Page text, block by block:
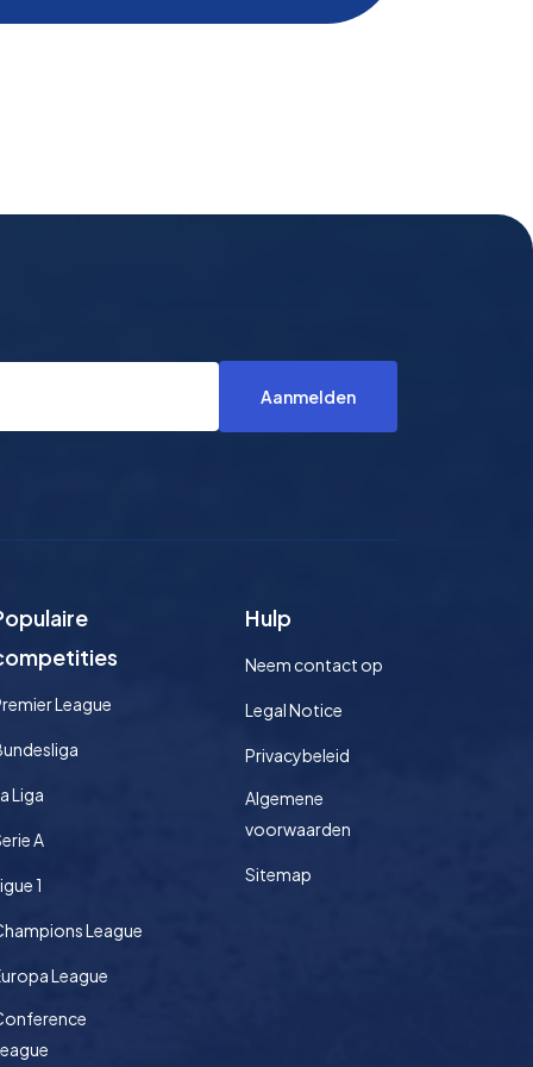
Aanmelden
League
Liga
A
1
League
League
Hulp
Neem contact op
Legal Notice
Privacybeleid
Algemene
voorwaarden
Sitemap